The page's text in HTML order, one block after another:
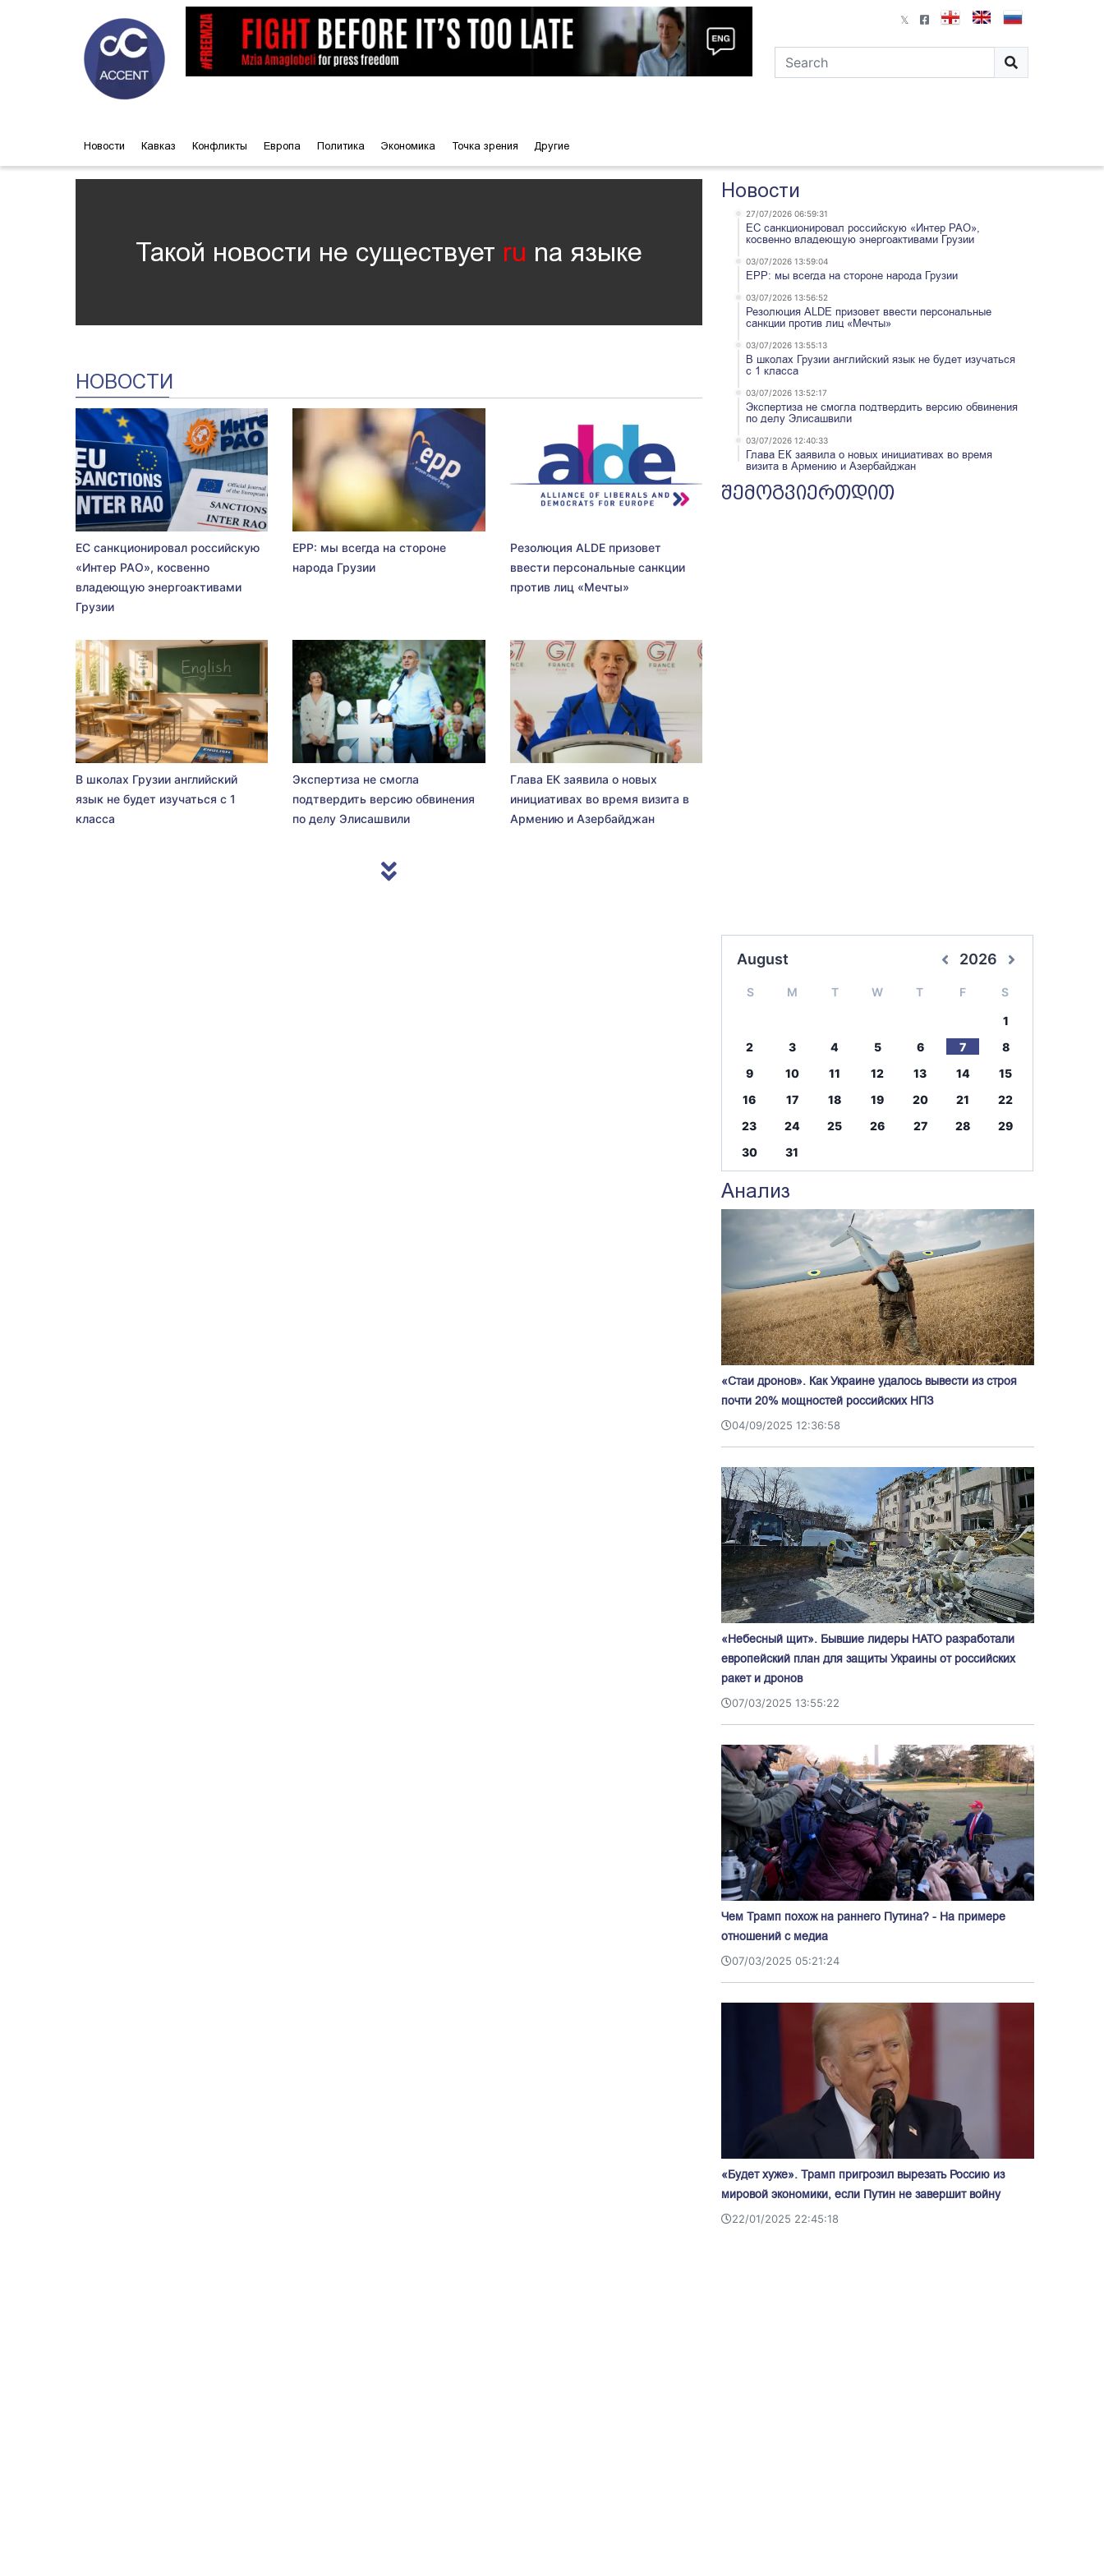
Новости Кавказ Конфликты Европа Политика Экономика Точка зрения Другие
Такой новости не существует ru nа языке
НОВОСТИ
ЕС санкционировал российскую
«Интер РАО», косвенно
владеющую энергоактивами
Грузии
EPP: мы всегда на стороне
народа Грузии
Резолюция ALDE призовет
ввести персональные санкции
против лиц «Мечты»
В школах Грузии английский
язык не будет изучаться с 1
класса
Экспертиза не смогла
подтвердить версию обвинения
по делу Элисашвили
Глава ЕК заявила о новых
инициативах во время визита в
Армению и Азербайджан
Новости
27/07/2026 06:59:31
ЕС санкционировал российскую «Интер РАО»,
косвенно владеющую энергоактивами Грузии
03/07/2026 13:59:04
EPP: мы всегда на стороне народа Грузии
03/07/2026 13:56:52
Резолюция ALDE призовет ввести персональные
санкции против лиц «Мечты»
03/07/2026 13:55:13
В школах Грузии английский язык не будет изучаться
с 1 класса
03/07/2026 13:52:17
Экспертиза не смогла подтвердить версию обвинения
по делу Элисашвили
03/07/2026 12:40:33
Глава ЕК заявила о новых инициативах во время
визита в Армению и Азербайджан
შემოგვიერთდით
August 2026
S M T W T F S
1
2
3 4 5 6 7
8
9
10 11 12 13 14
15
16
17 18 19 20 21
22
23
24 25 26 27 28
29
30
31
Анализ
«Стаи дронов». Как Украине удалось вывести из строя
почти 20% мощностей российских НПЗ
04/09/2025 12:36:58
«Небесный щит». Бывшие лидеры НАТО разработали
европейский план для защиты Украины от российских
ракет и дронов
07/03/2025 13:55:22
Чем Трамп похож на раннего Путина? - На примере
отношений с медиа
07/03/2025 05:21:24
«Будет хуже». Трамп пригрозил вырезать Россию из
мировой экономики, если Путин не завершит войну
22/01/2025 22:45:18